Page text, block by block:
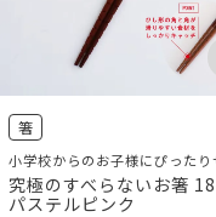
箸
小学校からのお子様にぴったり
究極のすべらないお箸
パステルピンク